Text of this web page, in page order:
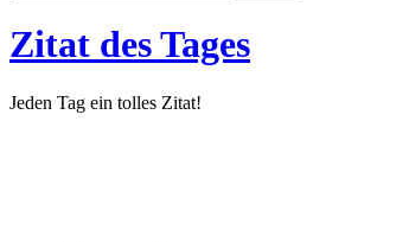
Zitat des Tages
Jeden Tag ein tolles Zitat!